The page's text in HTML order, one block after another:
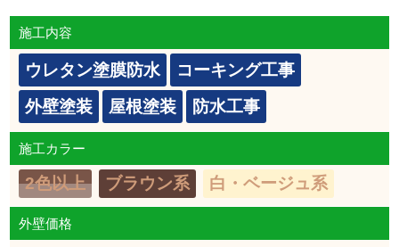
施工内容
ウレタン塗膜防水
コーキング工事
外壁塗装
屋根塗装 防水工事
施工カラー
2色以上 ブラウン系 白・ベージュ系
外壁価格